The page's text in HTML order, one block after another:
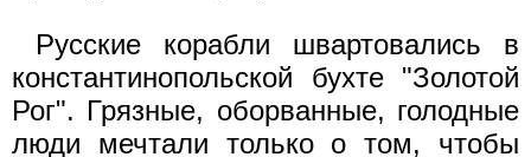
Русские корабли швартовались в
константинопольской бухте "Золотой
Рог". Грязные, оборванные, голодные
люди мечтали только о том, чтобы